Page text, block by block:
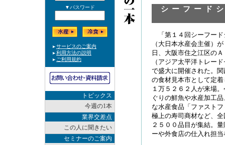
トピックス
今週の1本
業界交差点
この人に聞きたい
セミナーのご案内
シーフード
「第１４回シーフード
（大日本水産会主催）
日、大阪市住之江区の
（アジア太平洋トレー
で盛大に開催された。
の食材見本市として定
１万５２６２人が来場
ぐりの鮮魚や水産加工
な水産食品「ファスト
極上の寿司商材など、
２５００品目が集結。
ーや外食店の仕入れ担